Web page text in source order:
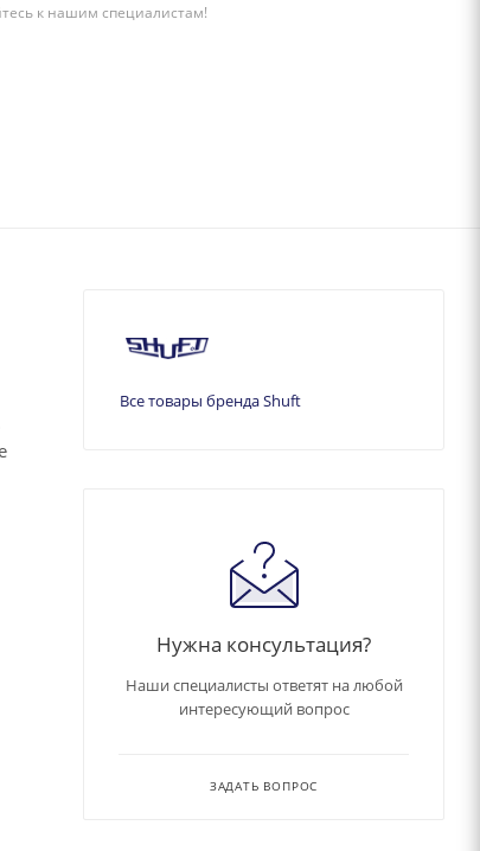
к нашим специалистам!
Все товары бренда Shuft
Нужна консультация?
Наши специалисты ответят на любой
интересующий вопрос
ЗАДАТЬ ВОПРОС